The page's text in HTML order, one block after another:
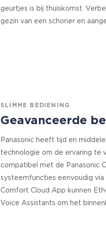
geurtjes is bij thuiskomst.
gezin van een schoner en
SLIMME BEDIENING
Geavanceerde
Panasonic heeft tijd en
technologie om de ervaring te
compatibel met de Panasonic
systeemfuncties eenvoudig
Comfort Cloud App kunnen
Voice Assistants om het